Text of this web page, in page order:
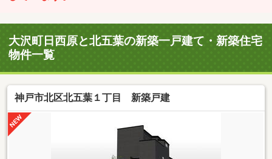
大沢町日西原と北五葉の新築一戸建て・新築住宅
物件一覧
神戸市北区北五葉１丁目 新築戸建